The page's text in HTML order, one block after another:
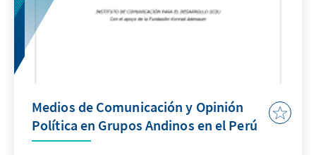
Medios de Comunicación y Opinión
Política en Grupos Andinos en el Perú